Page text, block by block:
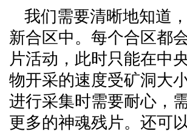
我们需要清晰地知道
新合区中。每个合区都
片活动，此时只能在中
物开采的速度受矿洞大
进行采集时需要耐心，
更多的神魂残片。还可